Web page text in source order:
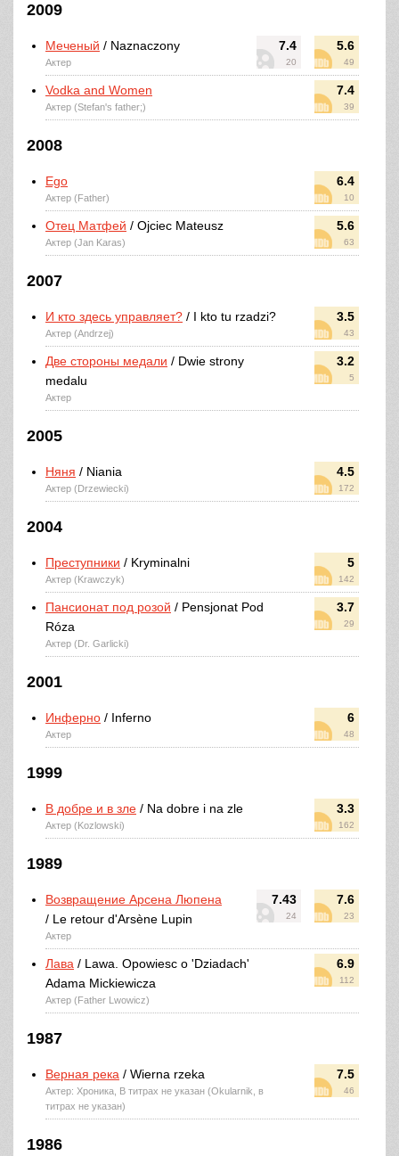
2009
7.4
20
5.6
49
Меченый / Naznaczony
Актер
7.4
39
Vodka and Women
Актер (Stefan's father;)
2008
6.4
10
Ego
Актер (Father)
5.6
63
Отец Матфей / Ojciec Mateusz
Актер (Jan Karas)
2007
3.5
43
И кто здесь управляет? / I kto tu rzadzi?
Актер (Andrzej)
3.2
5
Две стороны медали / Dwie strony
medalu
Актер
2005
4.5
172
Няня / Niania
Актер (Drzewiecki)
2004
5
142
Преступники / Kryminalni
Актер (Krawczyk)
3.7
29
Пансионат под розой / Pensjonat Pod
Róza
Актер (Dr. Garlicki)
2001
6
48
Инферно / Inferno
Актер
1999
3.3
162
В добре и в зле / Na dobre i na zle
Актер (Kozlowski)
1989
7.43
24
7.6
23
Возвращение Арсена Люпена
/ Le retour d'Arsène Lupin
Актер
6.9
112
Лава / Lawa. Opowiesc o 'Dziadach'
Adama Mickiewicza
Актер (Father Lwowicz)
1987
7.5
46
Верная река / Wierna rzeka
Актер: Хроника, В титрах не указан (Okularnik, в
титрах не указан)
1986